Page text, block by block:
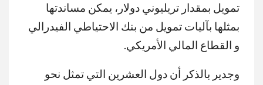
تمويل بمقدار تريليوني دولار، يمكن مساندتها
بمثلها بآليات تمويل من بنك الاحتياطي الفيدرالي
و القطاع المالي الأمريكي.
وجدير بالذكر أن دول العشرين التي تمثل نحو